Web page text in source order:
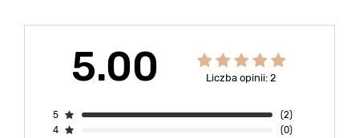
5.00 Liczba opinii: 2
5
(2)
4
(0)